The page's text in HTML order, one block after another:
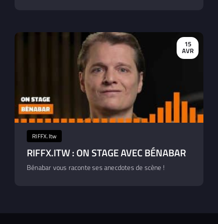
15
AVR
RIFFX.Itw
RIFFX.ITW : ON STAGE AVEC BÉNABAR
Bénabar vous raconte ses anecdotes de scène !